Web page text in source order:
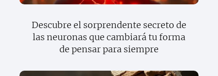
Descubre el sorprendente secreto de
las neuronas que cambiará tu forma
de pensar para siempre